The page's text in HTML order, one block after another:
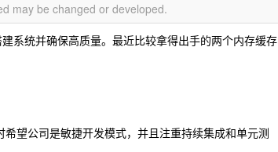
may be changed or developed.
系统并确保高质量。最近比较拿得出手的两个内存缓存
望公司是敏捷开发模式，并且注重持续集成和单元测